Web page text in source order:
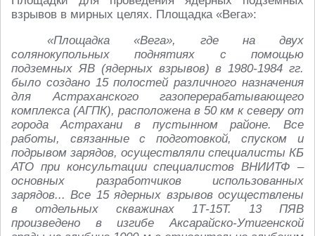
взрывов в мирных целях. Площадка «Вега»:
«Площадка «Вега», где на двух
солянокупольных поднятиях с помощью
подземных ЯВ (ядерных взрывов) в 1980-1984 гг.
было создано 15 полостей различного назначения
для Астраханского газоперерабатывающего
комплекса (АГПК), расположена в 50 км к северу от
города Астрахани в пустынном районе. Все
работы, связанные с подготовкой, спуском и
подрывом зарядов, осуществляли специалисты КБ
АТО при консультации специалистов ВНИИТФ –
основных разработчиков использованных
зарядов... Все 15 ядерных взрывов осуществлены
в отдельных скважинах 1Т-15Т. 13 ПЯВ
произведено в изгибе Аксарайско-Утигенской